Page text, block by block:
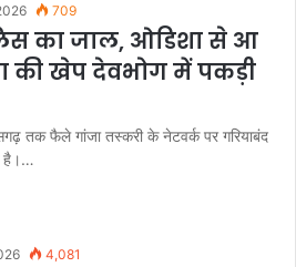
709
का जाल, ओडिशा से आ
की खेप देवभोग में पकड़ी
तक फैले गांजा तस्करी के नेटवर्क पर गरियाबंद
है।…
4,081